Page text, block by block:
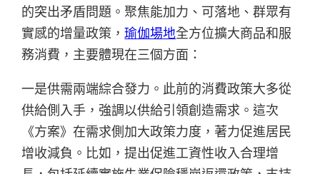
的突出矛盾問題。聚焦能加力、可落地、群眾有
實感的增量政策，瑜伽場地全方位擴大商品和服
務消費，主要體現在三個方面：
一是供需兩端綜合發力。此前的消費政策大多從
供給側入手，強調以供給引領創造需求。這次
《方案》在需求側加大政策力度，著力促進居民
增收減負。比如，提出促進工資性收入合理增